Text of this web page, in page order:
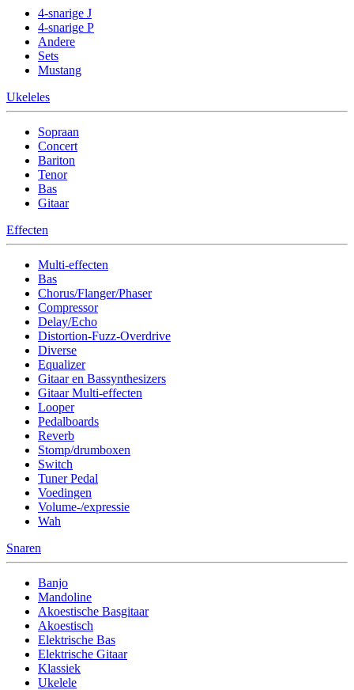
4-snarige J
4-snarige P
Andere
Sets
Mustang
Ukeleles
Sopraan
Concert
Bariton
Tenor
Bas
Gitaar
Effecten
Multi-effecten
Bas
Chorus/Flanger/Phaser
Compressor
Delay/Echo
Distortion-Fuzz-Overdrive
Diverse
Equalizer
Gitaar en Bassynthesizers
Gitaar Multi-effecten
Looper
Pedalboards
Reverb
Stomp/drumboxen
Switch
Tuner Pedal
Voedingen
Volume-/expressie
Wah
Snaren
Banjo
Mandoline
Akoestische Basgitaar
Akoestisch
Elektrische Bas
Elektrische Gitaar
Klassiek
Ukelele